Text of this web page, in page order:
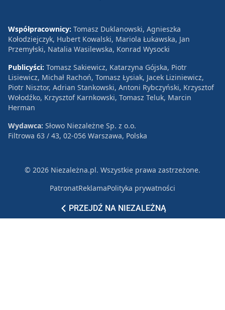
PRZEJDŹ NA NIEZALEŻNĄ
Współpracownicy: Tomasz Duklanowski, Agnieszka
Kołodziejczyk, Hubert Kowalski, Mariola Łukawska, Jan
Przemyłski, Natalia Wasilewska, Konrad Wysocki
Publicyści: Tomasz Sakiewicz, Katarzyna Gójska, Piotr
Lisiewicz, Michał Rachoń, Tomasz Łysiak, Jacek Liziniewicz,
Piotr Nisztor, Adrian Stankowski, Antoni Rybczyński, Krzysztof
Wołodźko, Krzysztof Karnkowski, Tomasz Teluk, Marcin
Herman
Wydawca: Słowo Niezależne Sp. z o.o.
Filtrowa 63 / 43, 02-056 Warszawa, Polska
© 2026 Niezależna.pl. Wszystkie prawa zastrzeżone.
PatronatReklamaPolityka prywatności